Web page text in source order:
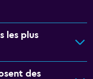
les plus
des